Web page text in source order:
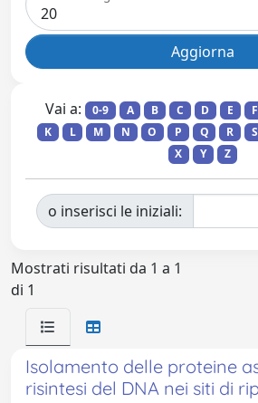
Vai a: 0-9 A B C D E F
K
L M N O P Q R S
X
Y Z
o inserisci le iniziali:
Mostrati risultati da 1 a 1
di 1
Isolamento delle proteine
risintesi del DNA nei siti di